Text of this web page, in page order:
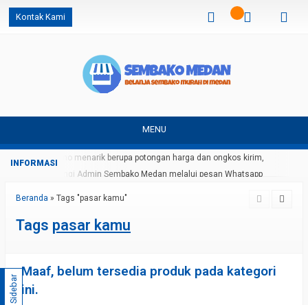
Kontak Kami
MENU
Dapatkan promo menarik berupa potongan harga dan ongkos kirim,
silahkan hubungi Admin Sembako Medan melalui pesan Whatsapp
Beranda » Tags "pasar kamu"
Tags pasar kamu
Maaf, belum tersedia produk pada kategori
ini.
Sidebar